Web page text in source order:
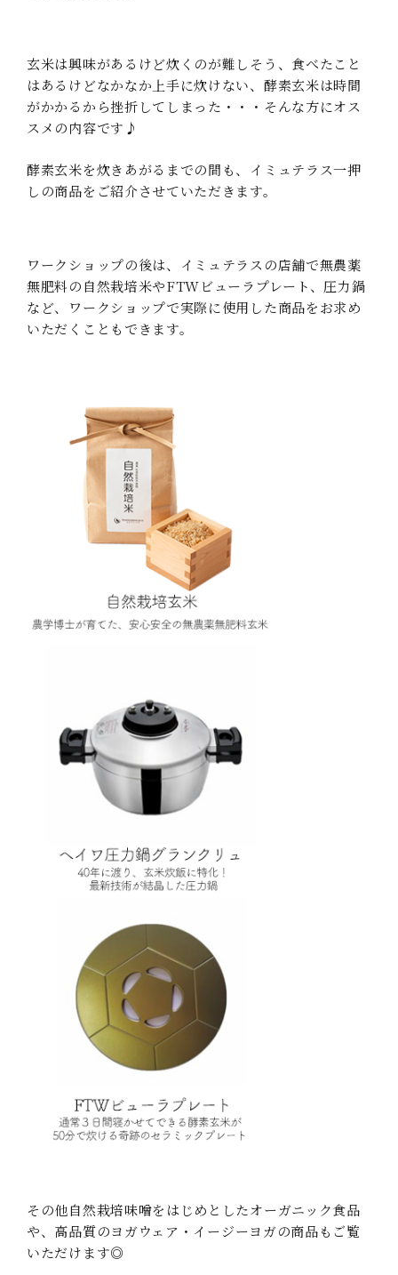
玄米は興味があるけど炊くのが難しそう、食べたこと
はあるけどなかなか上手に炊けない、酵素玄米は時間
がかかるから挫折してしまった・・・そんな方にオス
スメの内容です♪
酵素玄米を炊きあがるまでの間も、イミュテラス一押
しの商品をご紹介させていただきます。
ワークショップの後は、イミュテラスの店舗で無農薬
無肥料の自然栽培米やFTWビューラプレート、圧力鍋
など、ワークショップで実際に使用した商品をお求め
いただくこともできます。
その他自然栽培味噌をはじめとしたオーガニック食品
や、高品質のヨガウェア・ イージーヨガの商品もご覧
いただけます◎